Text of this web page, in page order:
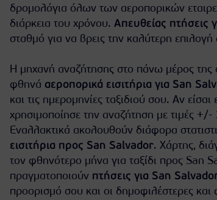
δρομολόγια όλων των αεροπορικών
διάρκεια του χρόνου. Απευθείας πτήσεις
σταθμό για να βρεις την καλύτερη επιλογή
Η μηχανή αναζήτησης στο πάνω μέρος της
φθηνά αεροπορικά εισιτήρια για San
και τις ημερομηνίες ταξιδιού σου. Αν είσαι
χρησιμοποίησε την αναζήτηση με τιμές +/-
Εναλλακτικά ακολουθούν διάφορα
εισιτήρια προς San Salvador. Χάρτης,
τον φθηνότερο μήνα για ταξίδι προς San
πραγματοποιούν πτήσεις για San
προορισμό σου και οι δημοφιλέστερες και